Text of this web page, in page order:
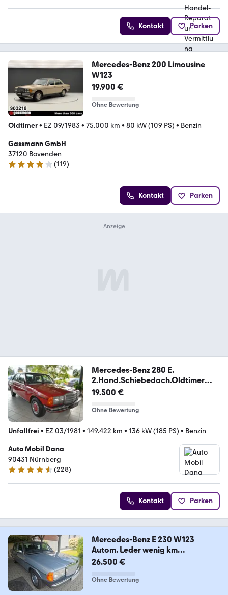
Kontakt Parken
Mercedes-Benz 200 Limousine
W123
19.900 €
Ohne Bewertung
Oldtimer• EZ 09/1983 • 75.000 km • 80 kW (109 PS) • Benzin
Gassmann GmbH
37120 Bovenden
3.9 Sterne
(119)
Kontakt Parken
Mercedes-Benz 280 E.
2.Hand.Schiebedach.Oldtimer
W123
19.500 €
Ohne Bewertung
Unfallfrei • EZ 03/1981 • 149.422 km • 136 kW (185 PS) • Benzin
Auto Mobil Dana
90431 Nürnberg
4.7 Sterne
(228)
Kontakt Parken
Mercedes-Benz E 230 W123
Autom. Leder wenig km
Museumsqualität
26.500 €
Ohne Bewertung